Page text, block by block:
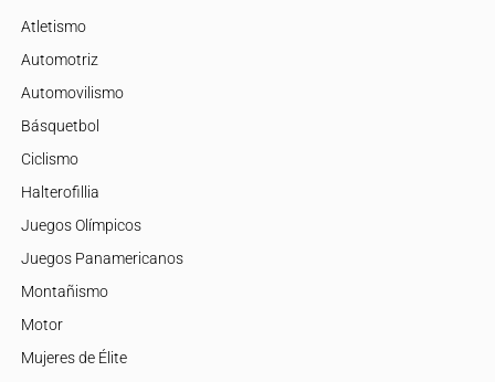
Atletismo
Automotriz
Automovilismo
Básquetbol
Ciclismo
Halterofillia
Juegos Olímpicos
Juegos Panamericanos
Montañismo
Motor
Mujeres de Élite